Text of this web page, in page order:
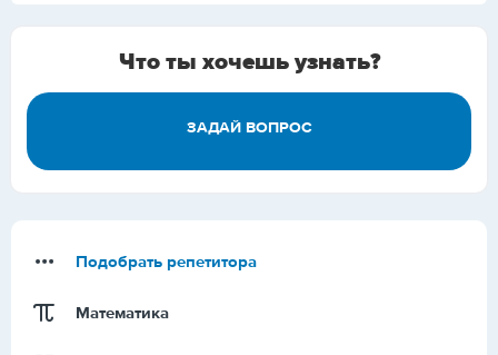
Что ты хочешь узнать?
ЗАДАЙ ВОПРОС
Подобрать репетитора
Математика